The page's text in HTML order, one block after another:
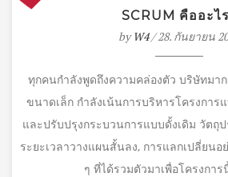
SCRUM คืออะไ
byW4/ 28. กันยายน
ทุกคนกำลังพูดถึงความคล่องตัว บริษัทมา
ขนาดเล็ก กำลังเน้นการบริหารโครงการ
และปรับปรุงกระบวนการแบบดั้งเดิม วัตถุ
ระยะเวลาวางแผนสั้นลง, การแลกเปลี่ยนอ
ๆ ที่ได้รวมตัวมาเพื่อโครงกา